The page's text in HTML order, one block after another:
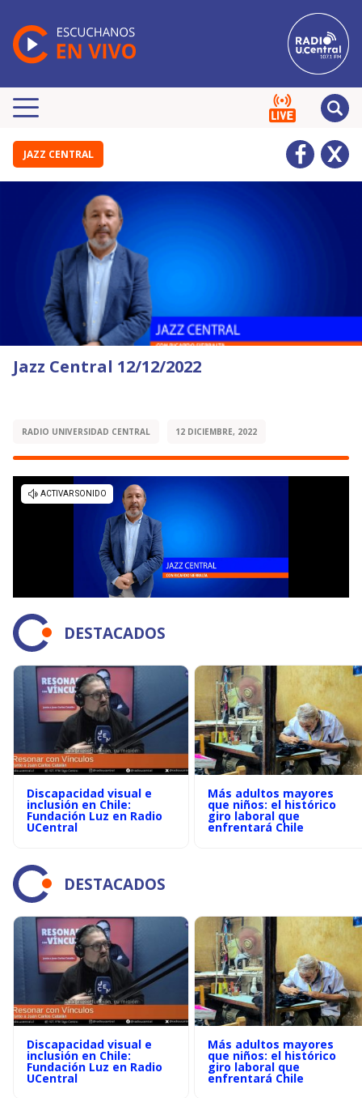
JAZZ CENTRAL
Jazz Central 12/12/2022
RADIO UNIVERSIDAD CENTRAL 12 DICIEMBRE, 2022
DESTACADOS
Discapacidad visual e
inclusión en Chile:
Fundación Luz en Radio
UCentral
Más adultos mayores
que niños: el histórico
giro laboral que
enfrentará Chile
DESTACADOS
Discapacidad visual e
inclusión en Chile:
Fundación Luz en Radio
UCentral
Más adultos mayores
que niños: el histórico
giro laboral que
enfrentará Chile